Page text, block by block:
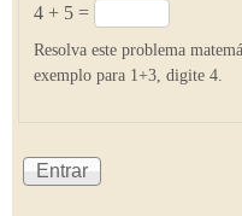
4 + 5 =
Resolva este problema
exemplo para 1+3, digite 4.